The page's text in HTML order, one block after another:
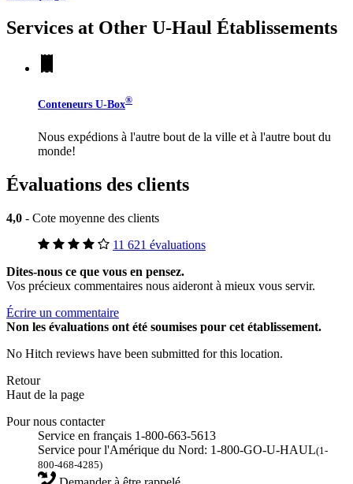
Services at Other U-Haul Établissements
Conteneurs U-Box®
Nous expédions à l'autre bout de la ville et à l'autre bout du
monde!
Évaluations des clients
4,0 - Cote moyenne des clients
11 621 évaluations
Dites-nous ce que vous en pensez.
Vos précieux commentaires nous aideront à mieux vous servir.
Écrire un commentaire
Non les évaluations ont été soumises pour cet établissement.
No Hitch reviews have been submitted for this location.
Retour
Haut de la page
Pour nous contacter
Service en français 1-800-663-5613
Service pour l'Amérique du Nord: 1-800-GO-U-HAUL(1-
800-468-4285)